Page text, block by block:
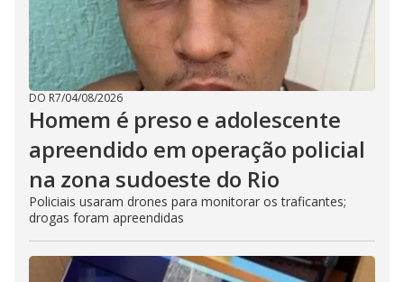
DO R7/04/08/2026
Homem é preso e adolescente
apreendido em operação policial
na zona sudoeste do Rio
Policiais usaram drones para monitorar os traficantes;
drogas foram apreendidas